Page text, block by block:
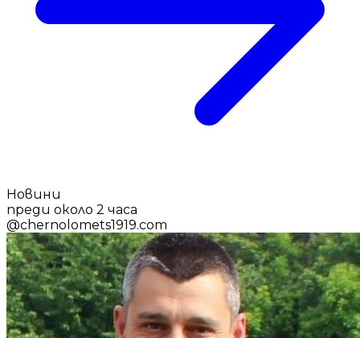
Новини
преди около 2 часа
@chernolomets1919.com